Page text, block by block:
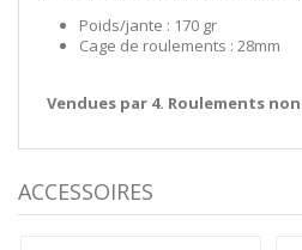
Poids/jante : 170 gr
Cage de roulements : 28mm
Vendues par 4. Roulements
ACCESSOIRES